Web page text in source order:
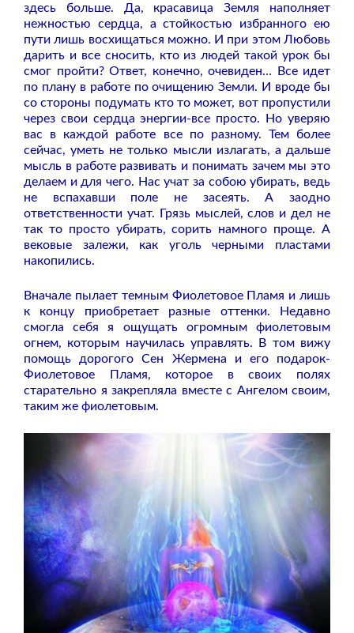
здесь больше. Да, красавица Земля наполняет
нежностью сердца, а стойкостью избранного ею
пути лишь восхищаться можно. И при этом Любовь
дарить и все сносить, кто из людей такой урок бы
смог пройти? Ответ, конечно, очевиден… Все идет
по плану в работе по очищению Земли. И вроде бы
со стороны подумать кто то может, вот пропустили
через свои сердца энергии-все просто. Но уверяю
вас в каждой работе все по разному. Тем более
сейчас, уметь не только мысли излагать, а дальше
мысль в работе развивать и понимать зачем мы это
делаем и для чего. Нас учат за собою убирать, ведь
не вспахавши поле не засеять. А заодно
ответственности учат. Грязь мыслей, слов и дел не
так то просто убирать, сорить намного проще. А
вековые залежи, как уголь черными пластами
накопились.
Вначале пылает темным Фиолетовое Пламя и лишь
к концу приобретает разные оттенки. Недавно
смогла себя я ощущать огромным фиолетовым
огнем, которым научилась управлять. В том вижу
помощь дорогого Сен Жермена и его подарок-
Фиолетовое Пламя, которое в своих полях
старательно я закрепляла вместе с Ангелом своим,
таким же фиолетовым.